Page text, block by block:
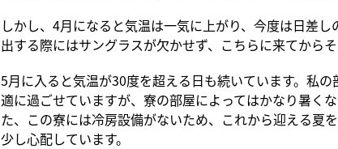
しかし、4月になると気温は一気に上がり、今度は日差
出する際にはサングラスが欠かせず、こちらに来てから
5月に入ると気温が30度を超える日も続いています。私
適に過ごせていますが、寮の部屋によってはかなり暑く
た、この寮には冷房設備がないため、これから迎える夏
少し心配しています。